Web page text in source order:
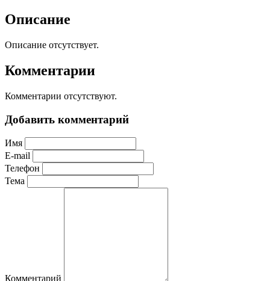
Описание
Описание отсутствует.
Комментарии
Комментарии отсутствуют.
Добавить комментарий
Имя
E-mail
Телефон
Тема
Комментарий